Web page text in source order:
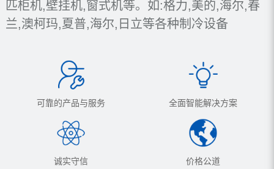
匹柜机,壁挂机,窗式机等。如:格力,美的,海尔,春
兰,澳柯玛,夏普,海尔,日立等各种制冷设备
可靠的产品与服务 全面智能解决方案
诚实守信 价格公道